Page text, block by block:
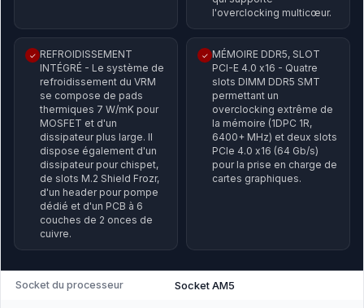
l'overclocking multicœur.
✓ REFROIDISSEMENT
INTÉGRÉ - Le système de
refroidissement du VRM
se compose de pads
thermiques 7 W/mK pour
MOSFET et d'un
dissipateur plus large. Il
dispose également d'un
dissipateur pour chispet,
de slots M.2 Shield Frozr,
d'un header pour pompe
dédié et d'un PCB à 6
couches de 2 onces de
cuivre.
✓ MÉMOIRE DDR5, SLOT
PCI-E 4.0 x16 - Quatre
slots DIMM DDR5 SMT
permettant un
overclocking extrême de
la mémoire (1DPC 1R,
6400+ MHz) et deux slots
PCIe 4.0 x16 (64 Gb/s)
pour la prise en charge de
cartes graphiques.
Socket du processeur Socket AM5